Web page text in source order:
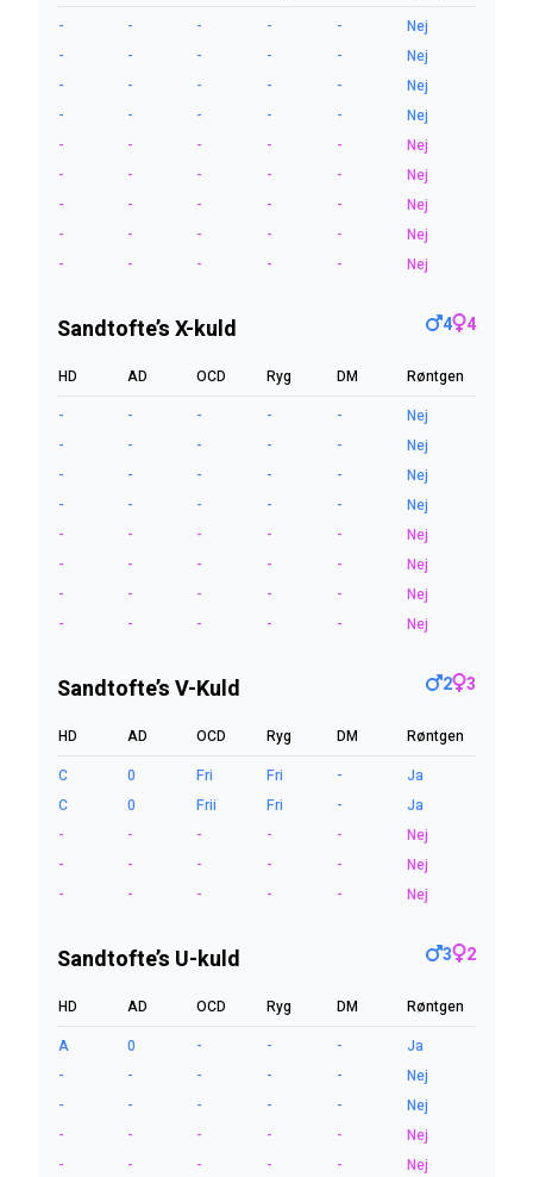
-
- - - -
Nej
-
- - - -
Nej
-
- - - -
Nej
-
- - - -
Nej
-
- - - -
Nej
-
- - - -
Nej
-
- - - -
Nej
-
- - - -
Nej
-
- - - - Nej
Sandtofte’s X-kuld 4 4
HD AD OCD Ryg DM
Røntgen
-
- - - -
Nej
-
- - - -
Nej
-
- - - -
Nej
-
- - - -
Nej
-
- - - -
Nej
-
- - - -
Nej
-
- - - -
Nej
-
- - - - Nej
Sandtofte’s V-Kuld 2 3
HD AD OCD Ryg DM
Røntgen
C
0 Fri Fri -
Ja
C
0 Frii Fri -
Ja
-
- - - -
Nej
-
- - - -
Nej
-
- - - - Nej
Sandtofte’s U-kuld 3 2
HD AD OCD Ryg DM
Røntgen
A
0 - - -
Ja
-
- - - -
Nej
-
- - - -
Nej
-
- - - -
Nej
-
- - - - Nej